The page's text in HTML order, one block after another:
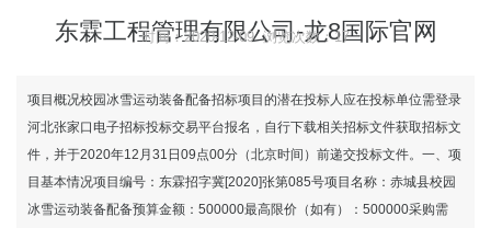
东霖工程管理有限公司-龙8国际官网
时间：2020-12-09 浏览次数：17
项目概况校园冰雪运动装备配备招标项目的潜在投标人应在投标单位需登录
河北张家口电子招标投标交易平台报名，自行下载相关招标文件获取招标文
件，并于2020年12月31日09点00分（北京时间）前递交投标文件。一、项
目基本情况项目编号：东霖招字冀[2020]张第085号项目名称：赤城县校园
冰雪运动装备配备预算金额：500000最高限价（如有）：500000采购需